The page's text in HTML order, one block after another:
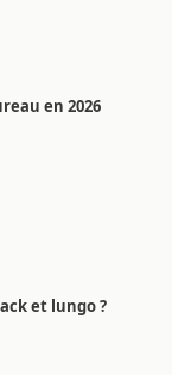
en 2026
et lungo ?